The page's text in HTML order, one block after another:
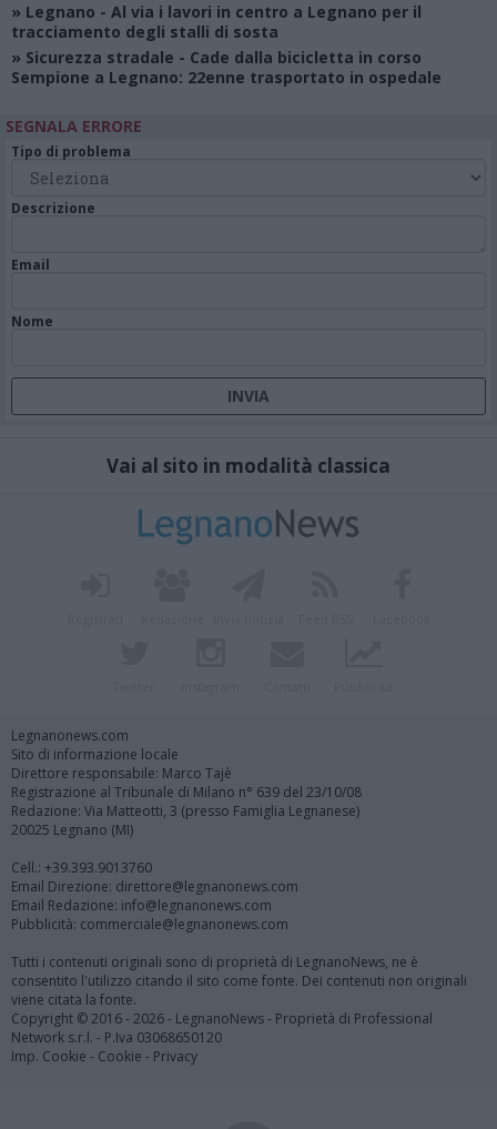
» Legnano - Al via i lavori in centro a Legnano per il
tracciamento degli stalli di sosta
» Sicurezza stradale - Cade dalla bicicletta in corso
Sempione a Legnano: 22enne trasportato in ospedale
SEGNALA ERRORE
Tipo di problema
Descrizione
Email
Nome
Vai al sito in modalità classica
Legnanonews.com
Sito di informazione locale
Direttore responsabile: Marco Tajè
Registrazione al Tribunale di Milano n° 639 del 23/10/08
Redazione: Via Matteotti, 3 (presso Famiglia Legnanese)
20025 Legnano (MI)
Cell.: +39.393.9013760
Email Direzione: direttore@legnanonews.com
Email Redazione: info@legnanonews.com
Pubblicità: commerciale@legnanonews.com
Tutti i contenuti originali sono di proprietà di LegnanoNews, ne è
consentito l'utilizzo citando il sito come fonte. Dei contenuti non originali
viene citata la fonte.
Copyright © 2016 - 2026 - LegnanoNews - Proprietà di Professional
Network s.r.l. - P.Iva 03068650120
Imp. Cookie - Cookie - Privacy